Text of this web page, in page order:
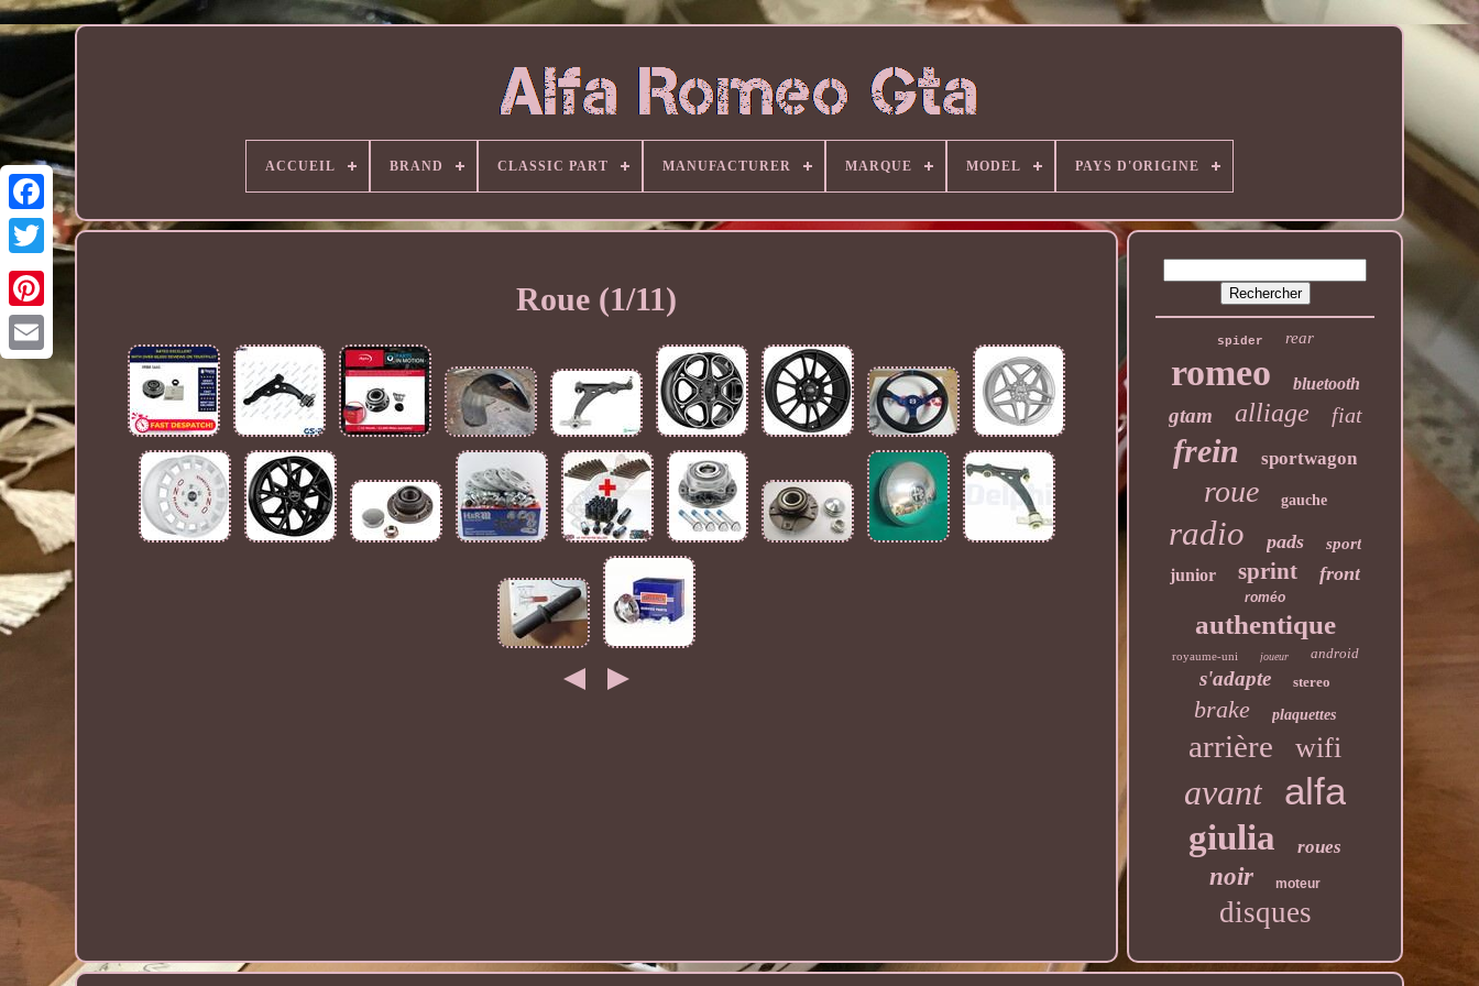
ACCUEIL BRAND CLASSIC PART MANUFACTURER MARQUE MODEL PAYS D'ORIGINE
Roue (1/11)
spider rear
romeo bluetooth
gtam alliage fiat
frein sportwagon
roue gauche
radio pads sport
junior sprint front
roméo
authentique
royaume-uni joueur android
s'adapte stereo
brake plaquettes
arrière wifi
avant alfa
giulia roues
noir moteur
disques